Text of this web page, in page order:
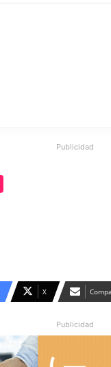
Publicidad
X
Publicidad